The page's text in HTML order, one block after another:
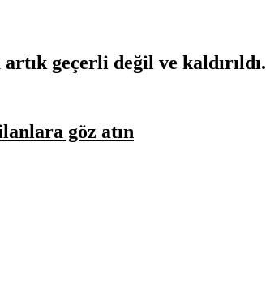
geçerli değil ve kaldırıldı.
göz atın